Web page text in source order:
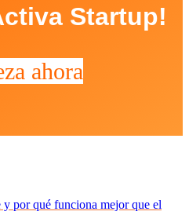
Startup!
ahora
por qué funciona mejor que el